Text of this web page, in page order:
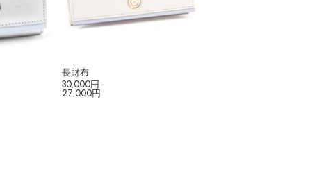
長財布
30,000円
27,000円